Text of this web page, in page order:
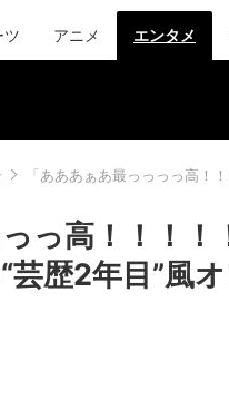
ツ アニメ エンタメ
「あああぁあ最っっっっ高！
っ高！！！！
芸歴2年目”風